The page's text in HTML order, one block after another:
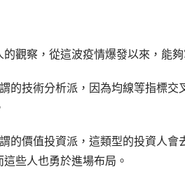
觀察，從這波疫情爆發以來，能
的技術分析派，因為均線等指標
的價值投資派，這類型的投資人
些人也勇於進場布局。